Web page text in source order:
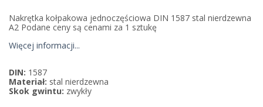
Nakrętka kołpakowa jednoczęściowa DIN 1587 stal nierdzewna
A2 Podane ceny są cenami za 1 sztukę
Więcej informacji...
DIN: 1587
Materiał: stal nierdzewna
Skok gwintu: zwykły